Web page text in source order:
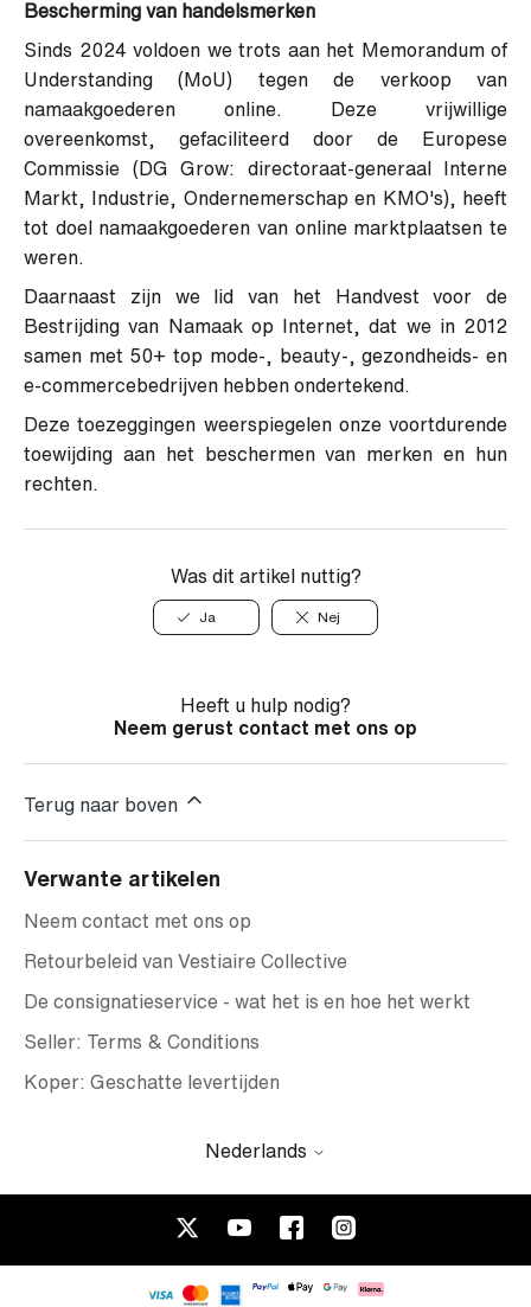
Bescherming van handelsmerken
Sinds 2024 voldoen we trots aan het Memorandum of
Understanding (MoU) tegen de verkoop van
namaakgoederen online. Deze vrijwillige
overeenkomst, gefaciliteerd door de Europese
Commissie (DG Grow: directoraat-generaal Interne
Markt, Industrie, Ondernemerschap en KMO's), heeft
tot doel namaakgoederen van online marktplaatsen te
weren.
Daarnaast zijn we lid van het Handvest voor de
Bestrijding van Namaak op Internet, dat we in 2012
samen met 50+ top mode-, beauty-, gezondheids- en
e-commercebedrijven hebben ondertekend.
Deze toezeggingen weerspiegelen onze voortdurende
toewijding aan het beschermen van merken en hun
rechten.
Was dit artikel nuttig?
Ja Nej
Heeft u hulp nodig?
Neem gerust contact met ons op
Terug naar boven
Verwante artikelen
Neem contact met ons op
Retourbeleid van Vestiaire Collective
De consignatieservice - wat het is en hoe het werkt
Seller: Terms & Conditions
Koper: Geschatte levertijden
Nederlands